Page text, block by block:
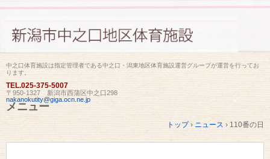
中之口体育施設は指定管理者である中之口・潟東地区体育施設運営グループが運営を行ってお
ります。
TEL.025-375-5007
〒950-1327 新潟市西蒲区中之口298
nakanokutity@giga.ocn.ne.jp
メニュー
トップ › ニュース › 110番の日